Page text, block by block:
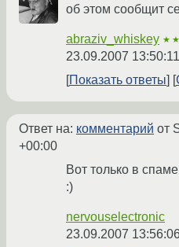
об этом сообщит
abraziv_whiskey
23.09.2007
Показать ответы
Ответ на: комментарий от
+00:00
Вот только в
:)
nervouselectronic
23.09.2007